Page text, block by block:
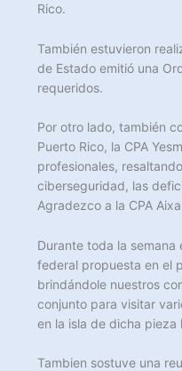
Rico.
También estuvieron
de Estado emitió una
requeridos.
Por otro lado, también
Puerto Rico, la CPA
profesionales,
ciberseguridad, las
Agradezco a la CPA
Durante toda la
federal propuesta en el
brindándole nuestros
conjunto para visitar
en la isla de dicha pieza
Tambien sostuve una